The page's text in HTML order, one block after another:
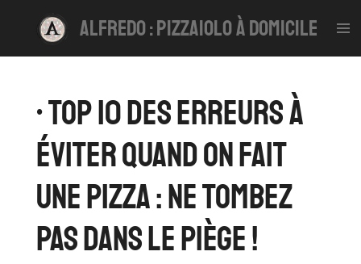
Passer
alfredo : pizzaiolo à domicile
• Top 10 des Erreurs à
Éviter Quand On Fait
une Pizza : Ne Tombez
Pas dans le Piège !